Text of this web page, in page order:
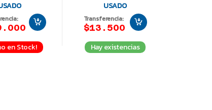
en Stock!
USADO
Transferencia:
$13.500
Hay existencias